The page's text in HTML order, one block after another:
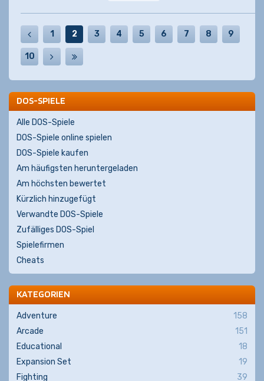
1 2 3 4 5 6 7 8 9
10
DOS-SPIELE
Alle DOS-Spiele
DOS-Spiele online spielen
DOS-Spiele kaufen
Am häufigsten heruntergeladen
Am höchsten bewertet
Kürzlich hinzugefügt
Verwandte DOS-Spiele
Zufälliges DOS-Spiel
Spielefirmen
Cheats
KATEGORIEN
Adventure
158
Arcade
151
Educational
18
Expansion Set
19
Fighting
39